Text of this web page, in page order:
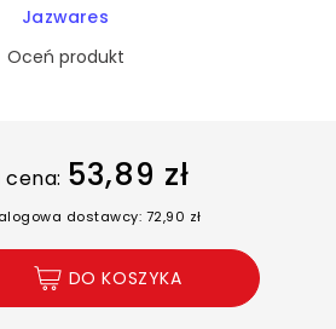
Jazwares
Oceń produkt
cena: 53,89 zł
dostawcy: 72,90 zł
DO KOSZYKA